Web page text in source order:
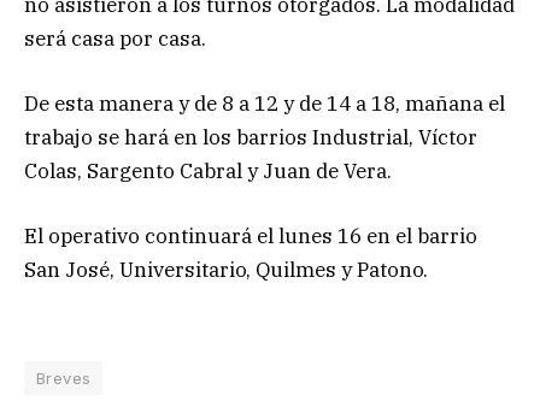
será casa por casa.
De esta manera y de 8 a 12 y de 14 a 18, mañana el
trabajo se hará en los barrios Industrial, Víctor
Colas, Sargento Cabral y Juan de Vera.
El operativo continuará el lunes 16 en el barrio
San José, Universitario, Quilmes y Patono.
Breves